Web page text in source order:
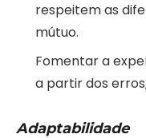
respeitem as
mútuo.
Fomentar a
a partir dos
Adaptabilidade